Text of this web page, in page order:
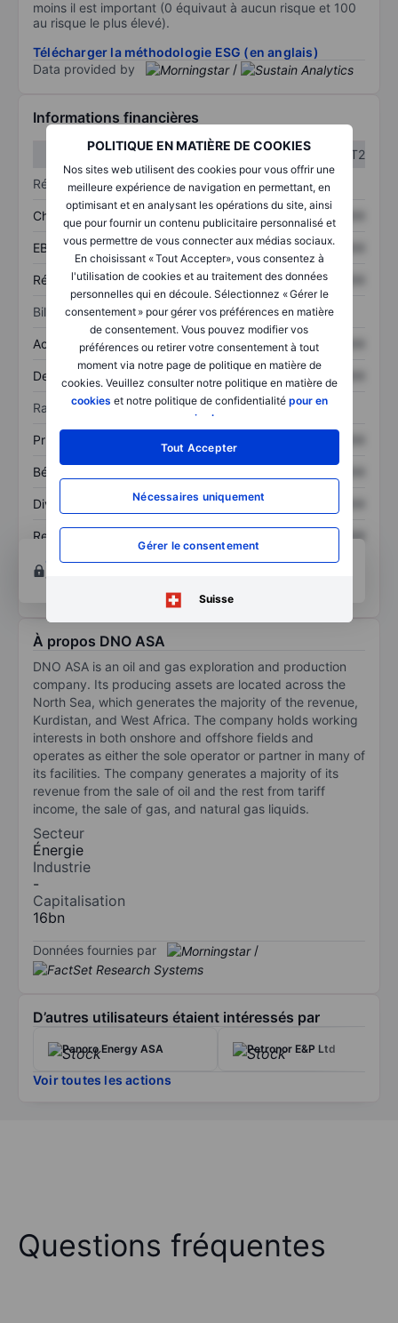
POLITIQUE EN MATIÈRE DE COOKIES
Nos sites web utilisent des cookies pour vous offrir une
meilleure expérience de navigation en permettant, en
optimisant et en analysant les opérations du site, ainsi
que pour fournir un contenu publicitaire personnalisé et
vous permettre de vous connecter aux médias sociaux.
En choisissant « Tout Accepter», vous consentez à
l'utilisation de cookies et au traitement des données
personnelles qui en découle. Sélectionnez « Gérer le
consentement » pour gérer vos préférences en matière
de consentement. Vous pouvez modifier vos
préférences ou retirer votre consentement à tout
moment via notre page de politique en matière de
cookies. Veuillez consulter notre politique en matière de
cookies et notre politique de confidentialité pour en
savoir plus
Tout Accepter
Nécessaires uniquement
Gérer le consentement
Suisse
moins il est important (0 équivaut à aucun risque et 100
au risque le plus élevé).
Télécharger la méthodologie ESG (en anglais)
Data provided by
/
Informations financières
T1
T2
Résultats
Chiffre d’affaires XXXXXXX XXXXXXX
EBITDA XXXXXXX XXXXXXX
Résultat net XXXXXXX XXXXXXX
Bilan
Actifs totaux XXXXXXX XXXXXXX
Dette totale XXXXXXX XXXXXXX
Ratios
Prix / ventes
Bénéfice par action
Dividende par action XXXXXXX
Rendement des
XXXXXXX
Ouvrir un comptepour accéder à d’autres outils
techniques et d’analyse.
À propos DNO ASA
DNO ASA is an oil and gas exploration and production
company. Its producing assets are located across the
North Sea, which generates the majority of the revenue,
Kurdistan, and West Africa. The company holds working
interests in both onshore and offshore fields and
operates as either the sole operator or partner in many of
its facilities. The company generates a majority of its
revenue from the sale of oil and the rest from tariff
income, the sale of gas, and natural gas liquids.
Secteur
Énergie
Industrie
-
Capitalisation
16bn
Données fournies par /
D’autres utilisateurs étaient intéressés par
Panoro Energy ASA Petronor E&P Ltd
Voir toutes les actions
Questions fréquentes